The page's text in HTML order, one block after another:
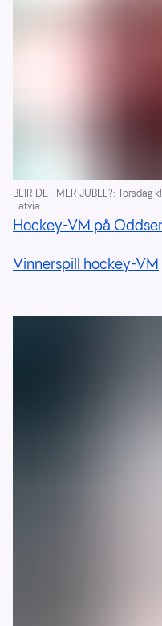
BLIR DET MER JUBEL?:
Latvia.
Hockey-VM på
Vinnerspill hockey-VM